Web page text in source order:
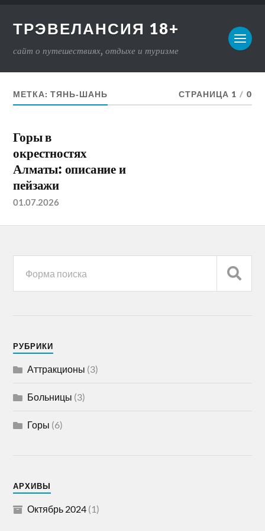
ТРЭВЕЛАНСИЯ 18+
сайт о путешествиях, отдыхе и туризме
МЕТКА:ТЯНЬ‑ШАНЬ СТРАНИЦА 1 / 0
Горы в
окрестностях
Алматы: описание и
пейзажи
01.07.2026
РУБРИКИ
Аттракционы (3)
Больницы (3)
Горы (6)
АРХИВЫ
Октябрь 2024 (1)